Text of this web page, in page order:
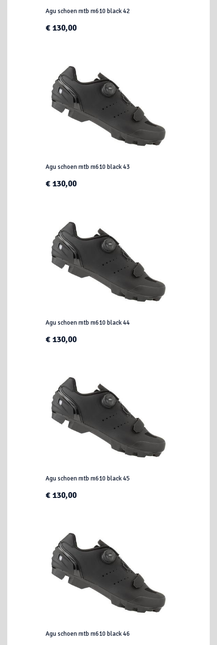
Agu schoen mtb m610 black 42
€ 130,00
Agu schoen mtb m610 black 43
€ 130,00
Agu schoen mtb m610 black 44
€ 130,00
Agu schoen mtb m610 black 45
€ 130,00
Agu schoen mtb m610 black 46